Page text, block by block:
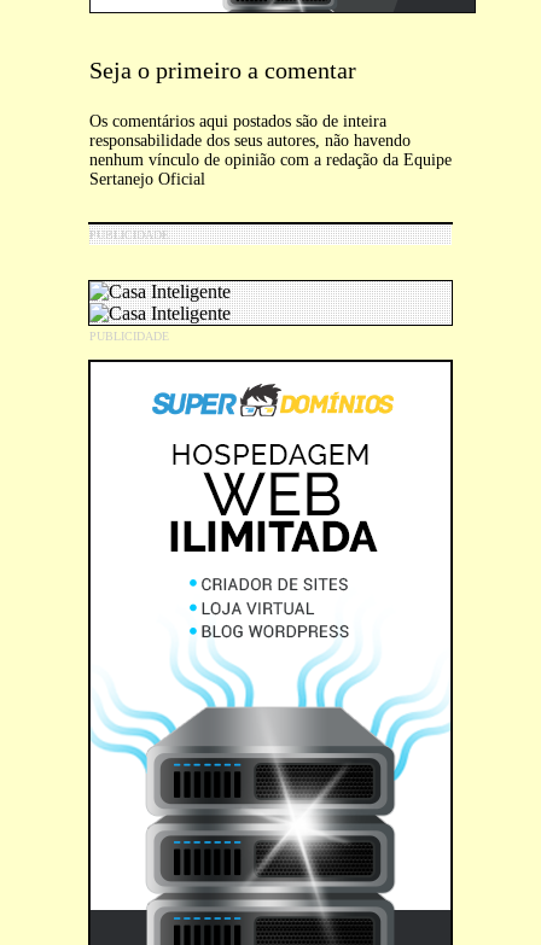
Seja o primeiro a comentar
Os comentários aqui postados são de inteira
responsabilidade dos seus autores, não havendo
nenhum vínculo de opinião com a redação da Equipe
Sertanejo Oficial